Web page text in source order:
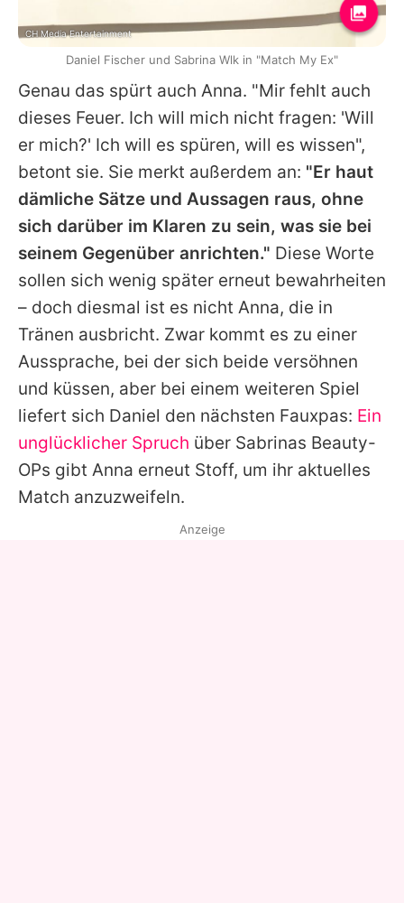
Genau das spürt auch Anna. "Mir fehlt auch
dieses Feuer. Ich will mich nicht fragen: 'Will
er mich?' Ich will es spüren, will es wissen",
betont sie. Sie merkt außerdem an: "Er haut
dämliche Sätze und Aussagen raus, ohne
sich darüber im Klaren zu sein, was sie bei
seinem Gegenüber anrichten." Diese Worte
sollen sich wenig später erneut bewahrheiten
– doch diesmal ist es nicht Anna, die in
Tränen ausbricht. Zwar kommt es zu einer
Aussprache, bei der sich beide versöhnen
und küssen, aber bei einem weiteren Spiel
liefert sich Daniel den nächsten Fauxpas: Ein
unglücklicher Spruch über Sabrinas Beauty-
OPs gibt Anna erneut Stoff, um ihr aktuelles
Match anzuzweifeln.
CH Media Entertainment
Daniel Fischer und Sabrina Wlk in "Match My Ex"
Anzeige